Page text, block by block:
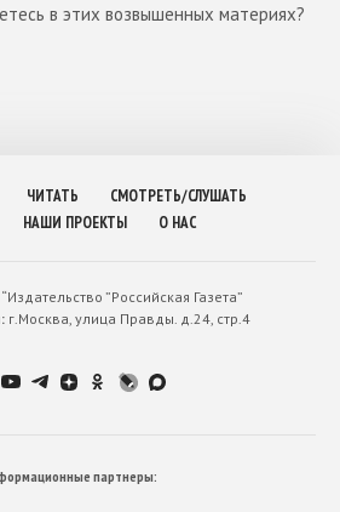
в этих возвышенных материях?
ЧИТАТЬ
СМОТРЕТЬ/СЛУШАТЬ
НАШИ ПРОЕКТЫ О НАС
”Российская Газета”
г.Москва, улица Правды. д.24, стр.4
партнеры: